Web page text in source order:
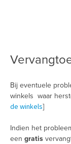
Bij eventuele
winkels waar
de winkels]
Indien het
een gratis